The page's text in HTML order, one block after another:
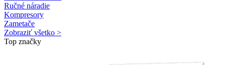
Ručné náradie
Kompresory
Zametače
Zobraziť všetko >
Top značky